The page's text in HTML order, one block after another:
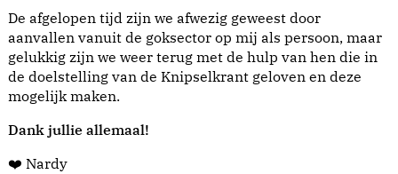
De afgelopen tijd zijn we afwezig geweest door
aanvallen vanuit de goksector op mij als persoon, maar
gelukkig zijn we weer terug met de hulp van hen die in
de doelstelling van de Knipselkrant geloven en deze
mogelijk maken.
Dank jullie allemaal!
❤️ Nardy